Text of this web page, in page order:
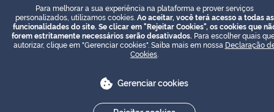
Para melhorar a sua experiência na plataforma e prover serviços
personalizados, utilizamos cookies. Ao aceitar, você terá acesso a todas as
funcionalidades do site. Se clicar em "Rejeitar Cookies", os cookies que
forem estritamente necessários serão desativados. Para escolher quais
autorizar, clique em "Gerenciar cookies". Saiba mais em nossa Declaração
Cookies
Gerenciar cookies